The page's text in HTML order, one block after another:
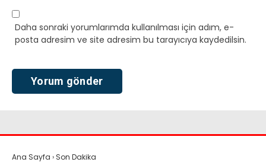
Daha sonraki yorumlarımda kullanılması için adım, e-
posta adresim ve site adresim bu tarayıcıya kaydedilsin.
Ana Sayfa › Son Dakika